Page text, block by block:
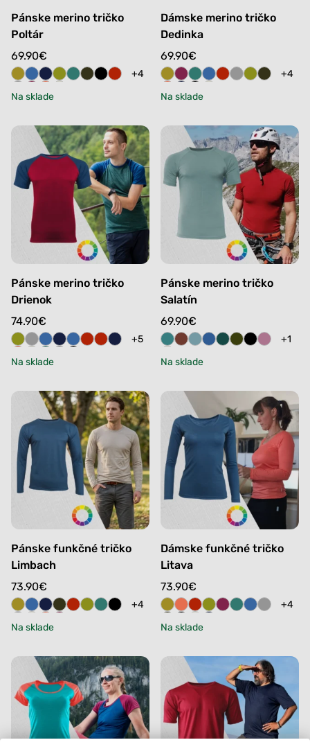
Pánske merino tričko
Poltár
69.90€
+4
Na sklade
Dámske merino tričko
Dedinka
69.90€
+4
Na sklade
Pánske merino tričko
Drienok
74.90€
+5
Na sklade
Pánske merino tričko
Salatín
69.90€
+1
Na sklade
Pánske funkčné tričko
Limbach
73.90€
+4
Na sklade
Dámske funkčné tričko
Litava
73.90€
+4
Na sklade